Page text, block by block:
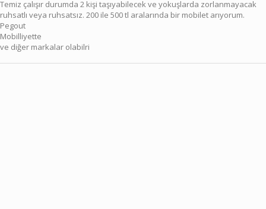
Temiz çalışır durumda 2 kişi taşıyabilecek ve yokuşlarda zorlanmayacak
ruhsatlı veya ruhsatsız. 200 ile 500 tl aralarında bir mobilet arıyorum.
Pegout
Mobilliyette
ve diğer markalar olabilri